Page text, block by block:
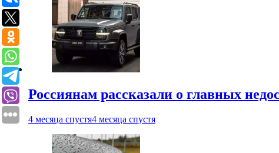
Россиянам рассказали о главных
4 месяца спустя4 месяца спустя